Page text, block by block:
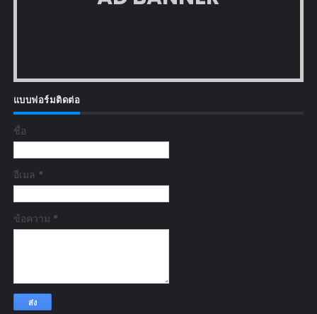
แบบฟอร์มติดต่อ
ชื่อ
อีเมล *
ข้อความ *